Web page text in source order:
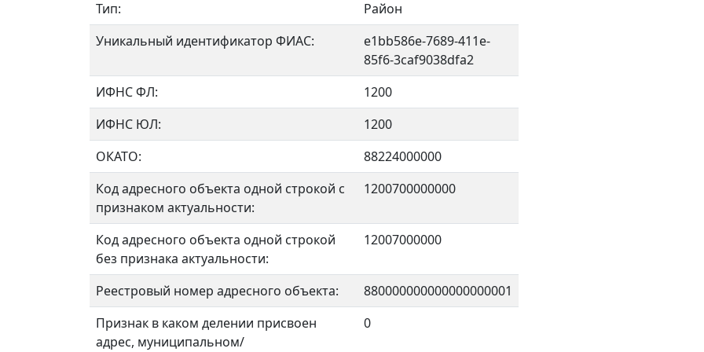
Тип:
Район
Уникальный идентификатор ФИАС:
e1bb586e-7689-411e-
85f6-3caf9038dfa2
ИФНС ФЛ:
1200
ИФНС ЮЛ:
1200
ОКАТО:
88224000000
Код адресного объекта одной строкой с
признаком актуальности:
1200700000000
Код адресного объекта одной строкой
без признака актуальности:
12007000000
Реестровый номер адресного объекта:
880000000000000000001
Признак в каком делении присвоен
адрес, муниципальном/
0